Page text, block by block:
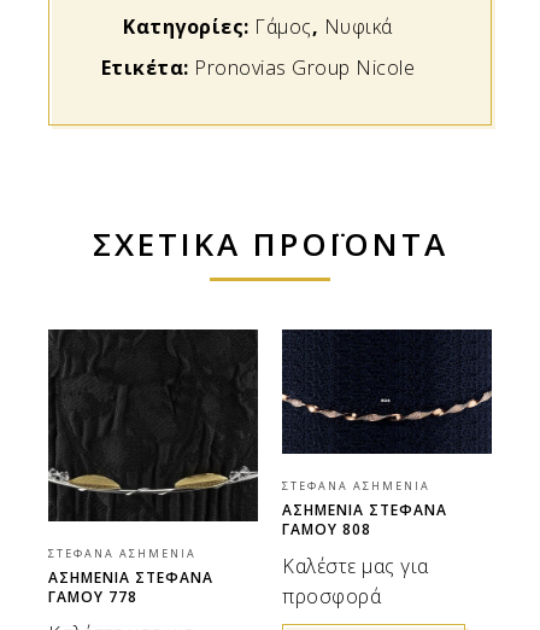
Κατηγορίες: Γάμος, Νυφικά
Ετικέτα: Pronovias Group Nicole
ΣΧΕΤΙΚΆ ΠΡΟΪΌΝΤΑ
ΣΤΈΦΑΝΑ ΑΣΗΜΈΝΙΑ
ΑΣΗΜΈΝΙΑ ΣΤΈΦΑΝΑ
ΓΆΜΟΥ 778
ΣΤΈΦΑΝΑ ΑΣΗΜΈΝΙΑ
ΑΣΗΜΈΝΙΑ ΣΤΈΦΑΝΑ
ΓΆΜΟΥ 808
Καλέστε μας για
προσφορά